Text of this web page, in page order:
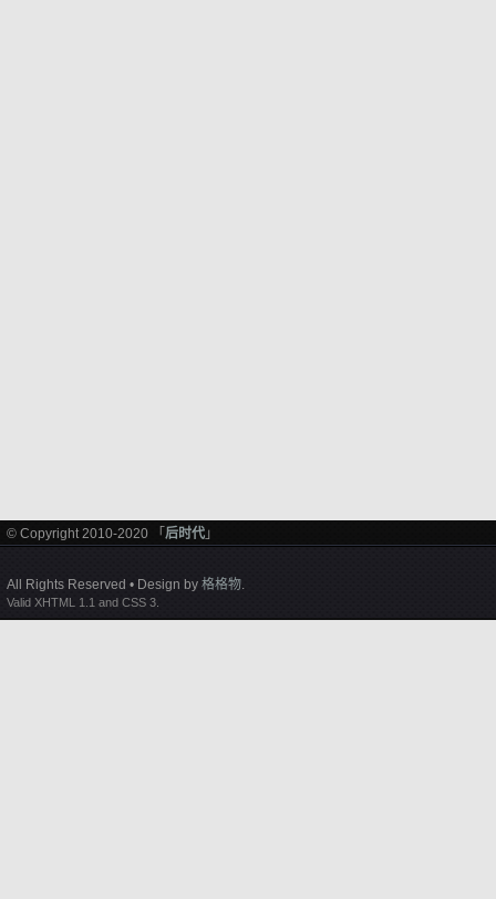
© Copyright 2010-2020 「 后时代 」
All Rights Reserved • Design by 格格物.
Valid XHTML 1.1 and CSS 3.